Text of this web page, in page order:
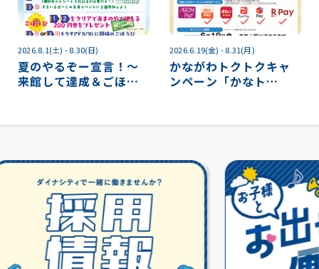
2026.8.1(土) - 8.30(日)
夏のやるぞー宣言！～
来館して達成＆ごほう
2026.6.19(金) - 8.31(月)
かながわトクトクキャ
ンペーン「かなト